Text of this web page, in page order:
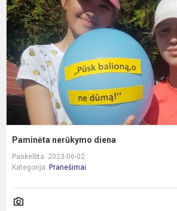
Paminėta nerūkymo diena
Paskelbta: 2023-06-02
Kategorija: Pranešimai